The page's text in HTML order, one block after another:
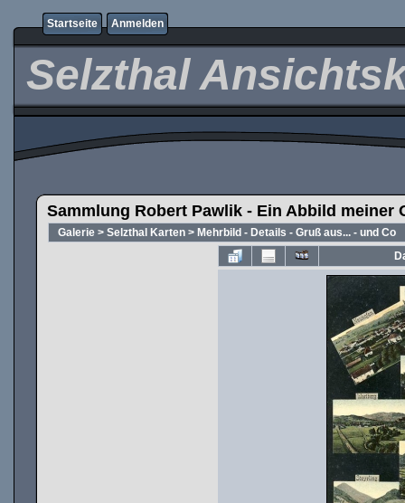
Startseite Anmelden
Selzthal
Sammlung Robert Pawlik - Ein Abbild meiner
Galerie > Selzthal Karten > Mehrbild - Details - Gruß aus... - und Co